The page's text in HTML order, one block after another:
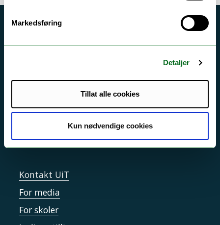
Markedsføring
Detaljer
Tillat alle cookies
Kun nødvendige cookies
Akutt hjelp
Si ifra!
Personvern ved UiT
Sikkerhet, beredskap og personvern
Informasjonskapsler
Kontakt UiT
For media
For skoler